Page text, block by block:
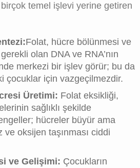
temel işlevi yerine getiren
Folat, hücre bölünmesi ve
olan DNA ve RNA’nın
merkezi bir işlev görür; bu da
çocuklar için vazgeçilmezdir.
Üretimi: Folat eksikliği,
sağlıklı şekilde
hücreler büyür ama
ve oksijen taşınması ciddi
ve Gelişimi: Çocukların